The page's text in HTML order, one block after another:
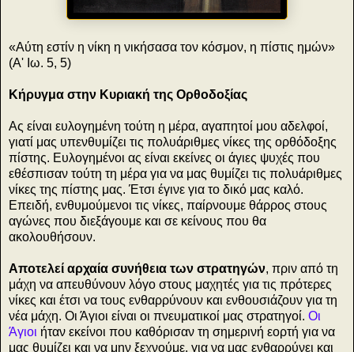
«Αύτη εστίν η νίκη η νικήσασα τον κόσμον, η πίστις ημών»
(Α' Ιω. 5, 5)
Κήρυγμα στην Κυριακή της Ορθοδοξίας
Ας είναι ευλογημένη τούτη η μέρα, αγαπητοί μου αδελφοί,
γιατί μας υπενθυμίζει τις πολυάριθμες νίκες της ορθόδοξης
πίστης. Ευλογημένοι ας είναι εκείνες οι άγιες ψυχές που
εθέσπισαν τούτη τη μέρα για να μας θυμίζει τις πολυάριθμες
νίκες της πίστης μας. Έτσι έγινε για το δικό μας καλό.
Επειδή, ενθυμούμενοι τις νίκες, παίρνουμε θάρρος στους
αγώνες που διεξάγουμε και σε κείνους που θα
ακολουθήσουν.
Αποτελεί αρχαία συνήθεια των στρατηγών, πριν από τη
μάχη να απευθύνουν λόγο στους μαχητές για τις πρότερες
νίκες και έτσι να τους ενθαρρύνουν και ενθουσιάζουν για τη
νέα μάχη. Οι Άγιοι είναι οι πνευματικοί μας στρατηγοί. Οι
Άγιοι ήταν εκείνοι που καθόρισαν τη σημερινή εορτή για να
μας θυμίζει και να μην ξεχνούμε, για να μας ενθαρρύνει και